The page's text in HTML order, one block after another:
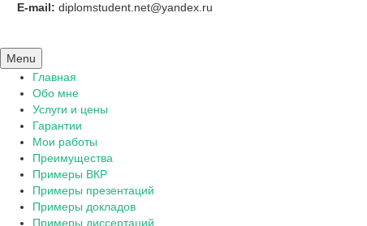
E-mail: diplomstudent.net@yandex.ru
Menu
Главная
Обо мне
Услуги и цены
Гарантии
Мои работы
Преимущества
Примеры ВКР
Примеры презентаций
Примеры докладов
Примеры диссертаций